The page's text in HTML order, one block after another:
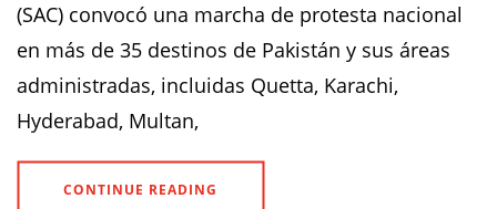
(SAC) convocó una marcha de protesta nacional
en más de 35 destinos de Pakistán y sus áreas
administradas, incluidas Quetta, Karachi,
Hyderabad, Multan,
CONTINUE READING